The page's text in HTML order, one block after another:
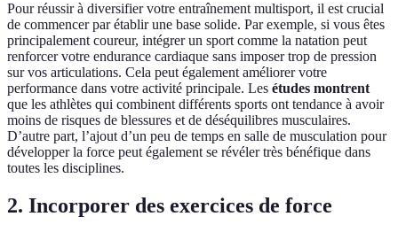
Pour réussir à diversifier votre entraînement multisport, il est crucial
de commencer par établir une base solide. Par exemple, si vous êtes
principalement coureur, intégrer un sport comme la natation peut
renforcer votre endurance cardiaque sans imposer trop de pression
sur vos articulations. Cela peut également améliorer votre
performance dans votre activité principale. Les études montrent
que les athlètes qui combinent différents sports ont tendance à avoir
moins de risques de blessures et de déséquilibres musculaires.
D’autre part, l’ajout d’un peu de temps en salle de musculation pour
développer la force peut également se révéler très bénéfique dans
toutes les disciplines.
2. Incorporer des exercices de force